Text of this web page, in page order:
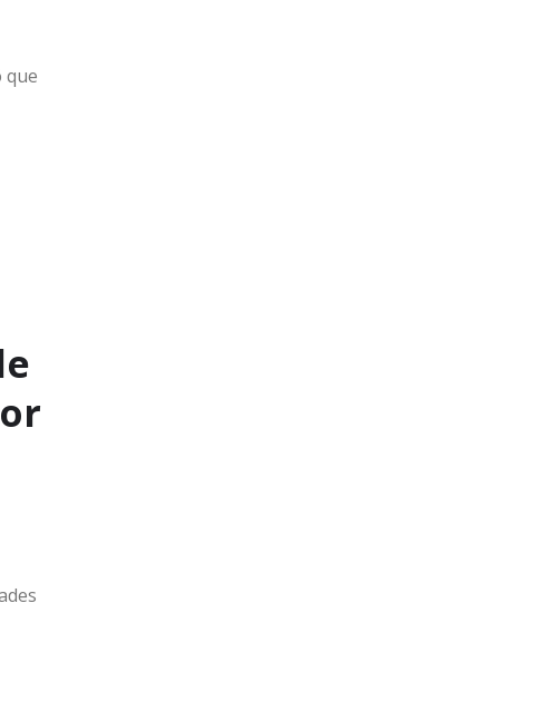
que